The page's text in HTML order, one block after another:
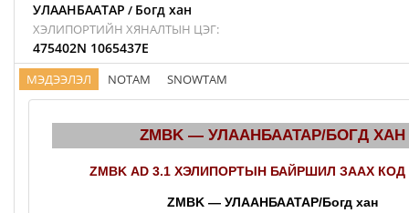
УЛААНБААТАР / Богд хан
ХЭЛИПОРТИЙН ХЯНАЛТЫН ЦЭГ:
475402N 1065437E
МЭДЭЭЛЭЛ NOTAM SNOWTAM